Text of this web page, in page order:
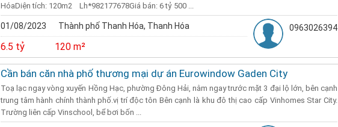
HóaDiện tích: 120m2 Lh*982177678Giá bán: 6 tỷ 500 ...
01/08/2023 Thành phố Thanh Hóa, Thanh Hóa
6.5 tỷ 120 m²
0963026394
Cần bán căn nhà phố thương mại dự án Eurowindow Gaden City
Toạ lạc ngay vòng xuyến Hồng Hạc, phường Đông Hải, nằm ngay trước mặt 3 đại lộ lớn, bên cạnh
trung tâm hành chính thành phố.vị trí độc tôn Bên cạnh là khu đô thị cao cấp Vinhomes Star City.
Trường liên cấp Vinschool, bể bơi bốn ...